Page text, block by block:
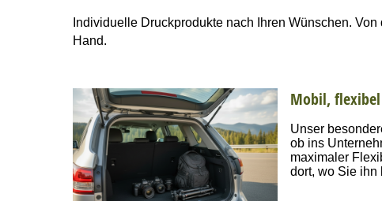
Individuelle Druckprodukte nach Ihren Wünschen.
Hand.
Mobil,
Unser
ob ins
maximaler
dort, wo Sie ihn